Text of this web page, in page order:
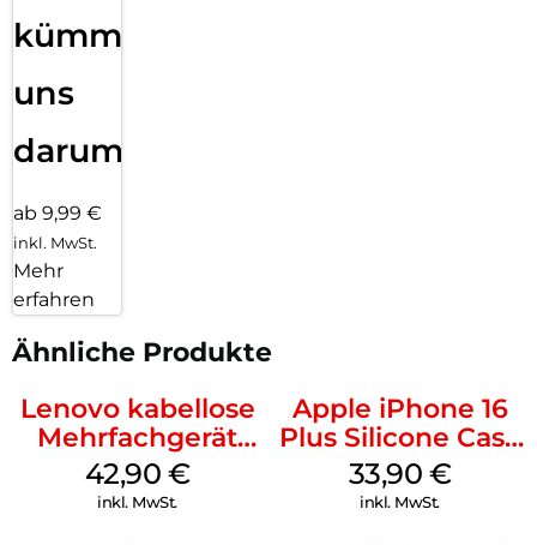
kümmern
uns
darum!
ab 9,99 €
inkl. MwSt.
Mehr
erfahren
Ähnliche Produkte
Lenovo kabellose
Mehrfachgerät
Luna Grey
42,90 €
inkl. MwSt.
Apple iPhone 16
Plus Silicone Case
MagSafe Lake
Green
33,90 €
inkl. MwSt.